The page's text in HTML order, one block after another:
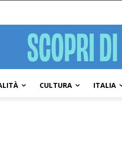
CULTURA ITALIA